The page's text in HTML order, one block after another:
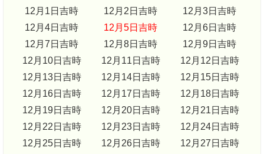
12月1日吉時 12月2日吉時
12月3日吉時
12月4日吉時
12月5日吉時
12月6日吉時
12月7日吉時
12月8日吉時
12月9日吉時
12月10日吉時
12月11日吉時
12月12日吉時
12月13日吉時
12月14日吉時
12月15日吉時
12月16日吉時
12月17日吉時
12月18日吉時
12月19日吉時
12月20日吉時
12月21日吉時
12月22日吉時
12月23日吉時
12月24日吉時
12月25日吉時
12月26日吉時
12月27日吉時